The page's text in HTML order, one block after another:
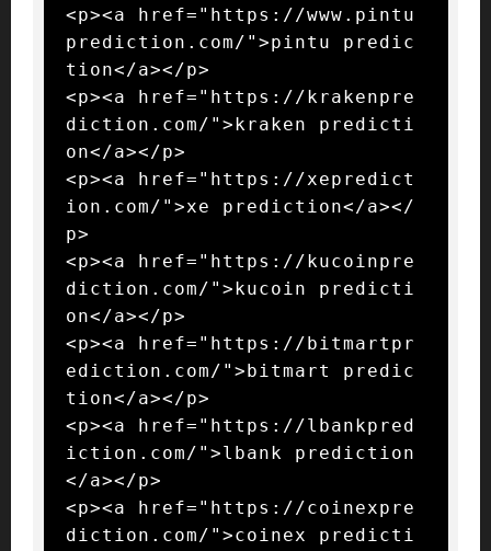
<p><a href="https://www.pintu
prediction.com/">pintu predic
tion</a></p>
<p><a href="https://krakenpre
diction.com/">kraken predicti
on</a></p>
<p><a href="https://xepredict
ion.com/">xe prediction</a></
p>
<p><a href="https://kucoinpre
diction.com/">kucoin predicti
on</a></p>
<p><a href="https://bitmartpr
ediction.com/">bitmart predic
tion</a></p>
<p><a href="https://lbankpred
iction.com/">lbank prediction
</a></p>
<p><a href="https://coinexpre
diction.com/">coinex predicti